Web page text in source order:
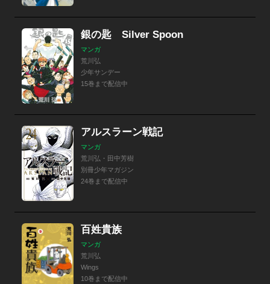
銀の匙 Silver Spoon
マンガ
荒川弘
少年サンデー
15巻まで配信中
アルスラーン戦記
マンガ
荒川弘・田中芳樹
別冊少年マガジン
24巻まで配信中
百姓貴族
マンガ
荒川弘
Wings
10巻まで配信中